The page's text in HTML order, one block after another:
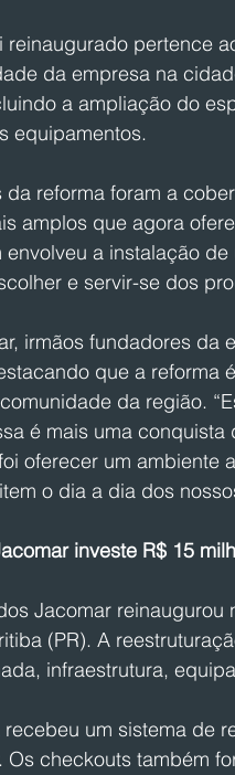
reinaugurado pertence
da empresa na
a ampliação do
equipamentos.
reforma foram a
amplos que agora
envolveu a instalação
e servir-se dos
irmãos fundadores da
que a reforma
da região.
é mais uma
oferecer um ambiente
o dia a dia dos
investe R$ 15
Jacomar
(PR). A
infraestrutura,
um sistema de
Os checkouts também